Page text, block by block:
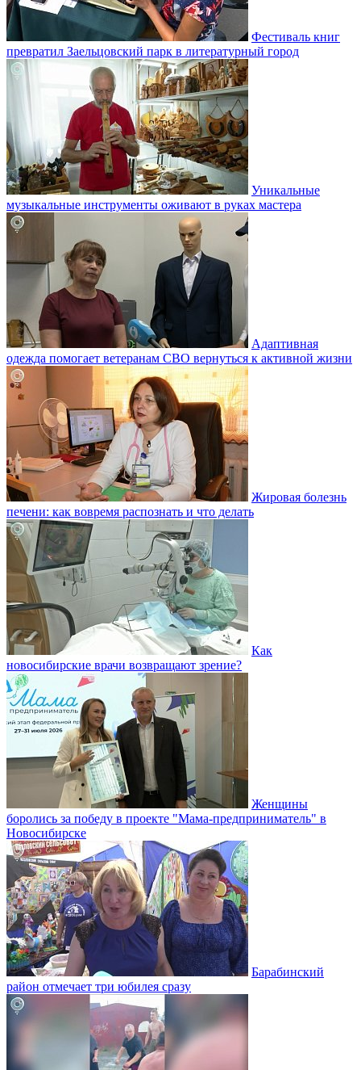
Фестиваль книг
превратил Заельцовский парк в литературный город
Уникальные
музыкальные инструменты оживают в руках мастера
Адаптивная
одежда помогает ветеранам СВО вернуться к активной жизни
Жировая болезнь
печени: как вовремя распознать и что делать
Как
новосибирские врачи возвращают зрение?
Женщины
боролись за победу в проекте "Мама-предприниматель" в
Новосибирске
Барабинский
район отмечает три юбилея сразу